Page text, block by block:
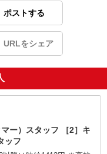
ポストする
URLをシェア
マー）スタッフ ［2］キ
ッフ